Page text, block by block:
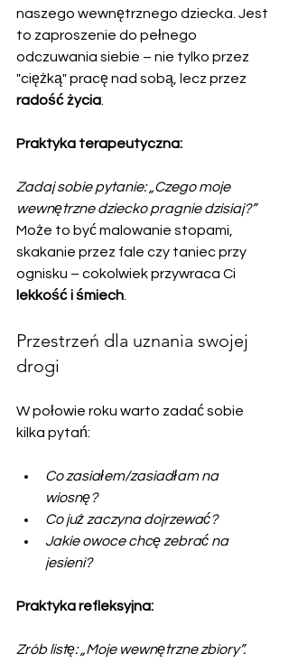
naszego wewnętrznego dziecka. Jest
to zaproszenie do pełnego
odczuwania siebie – nie tylko przez
"ciężką" pracę nad sobą, lecz przez
radość życia
Praktyka terapeutyczna:
Zadaj sobie pytanie: „Czego moje
wewnętrzne dziecko pragnie dzisiaj?”
Może to być malowanie stopami,
skakanie przez fale czy taniec przy
ognisku – cokolwiek przywraca Ci
lekkość i śmiech
Przestrzeń dla uznania swojej
drogi
W połowie roku warto zadać sobie
kilka pytań:
Co zasiałem/zasiadłam na
wiosnę?
Co już zaczyna dojrzewać?
Jakie owoce chcę zebrać na
jesieni?
Praktyka refleksyjna:
Zrób listę: „Moje wewnętrzne zbiory”.